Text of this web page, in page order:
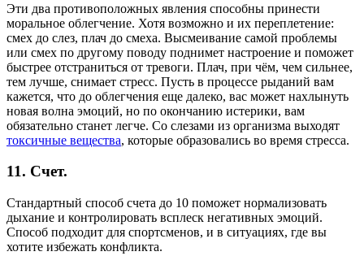
Эти два противоположных явления способны принести
моральное облегчение. Хотя возможно и их переплетение:
смех до слез, плач до смеха. Высмеивание самой проблемы
или смех по другому поводу поднимет настроение и поможет
быстрее отстраниться от тревоги. Плач, при чём, чем сильнее,
тем лучше, снимает стресс. Пусть в процессе рыданий вам
кажется, что до облегчения еще далеко, вас может нахлынуть
новая волна эмоций, но по окончанию истерики, вам
обязательно станет легче. Со слезами из организма выходят
токсичные вещества, которые образовались во время стресса.
11. Счет.
Стандартный способ счета до 10 поможет нормализовать
дыхание и контролировать всплеск негативных эмоций.
Способ подходит для спортсменов, и в ситуациях, где вы
хотите избежать конфликта.